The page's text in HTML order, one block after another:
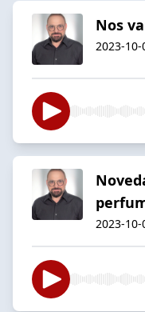
Nos
2023-10-
2023-10-